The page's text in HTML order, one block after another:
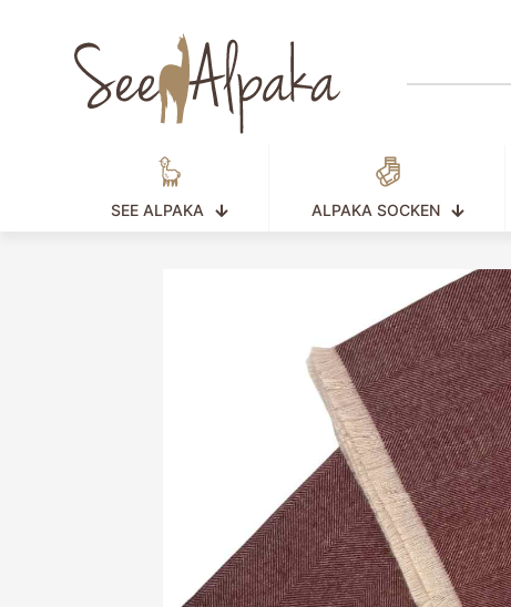
SEE ALPAKA ALPAKA SOCKEN